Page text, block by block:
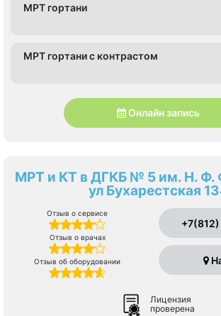
МРТ гортани
МРТ гортани с контрастом
Онлайн запись
МРТ и КТ в ДГКБ № 5 им. Н. Ф.
ул Бухарестская
Отзыв о сервисе
Отзыв о врачах
Отзыв об оборудовании
Лицензия
проверена